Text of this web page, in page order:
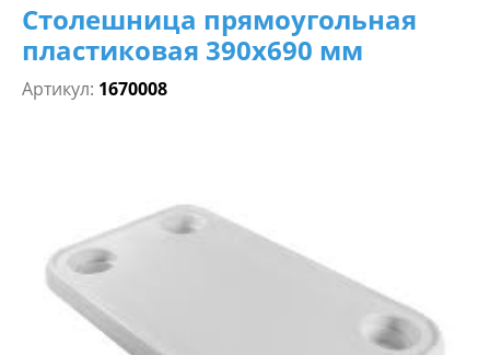
Столешница прямоугольная
пластиковая 390х690 мм
Артикул: 1670008